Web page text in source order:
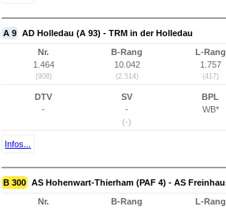
A 9 AD Holledau (A 93) - TRM in der Holledau
Nr.
1.464
(908)
B-Rang
10.042
(2.514)
L-Rang
1.757
(417)
DTV
-
SV
-
(-)
BPL
WB*
Infos...
B 300 AS Hohenwart-Thierham (PAF 4) - AS
Nr.
B-Rang
L-Rang